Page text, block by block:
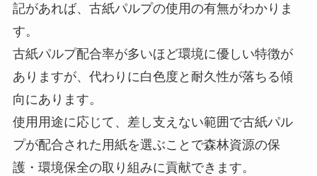
記があれば、古紙パルプの使用の有無がわかりま
す。
古紙パルプ配合率が多いほど環境に優しい特徴が
ありますが、代わりに白色度と耐久性が落ちる傾
向にあります。
使用用途に応じて、差し支えない範囲で古紙パル
プが配合された用紙を選ぶことで森林資源の保
護・環境保全の取り組みに貢献できます。